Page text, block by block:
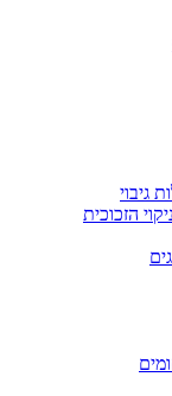
גיבוי
הזכוכית